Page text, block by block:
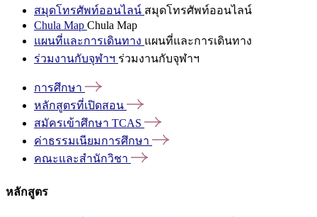
สมุดโทรศัพท์ออนไลน์ สมุดโทรศัพท์ออนไลน์
Chula Map Chula Map
แผนที่และการเดินทาง แผนที่และการเดินทาง
ร่วมงานกับจุฬาฯ ร่วมงานกับจุฬาฯ
การศึกษา
หลักสูตรที่เปิดสอน
สมัครเข้าศึกษา TCAS
ค่าธรรมเนียมการศึกษา
คณะและสำนักวิชา
หลักสูตร